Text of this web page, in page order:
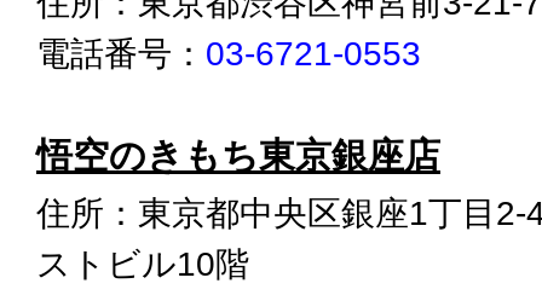
電話番号： 03-6721-0553
悟空のきもち東京銀座店
住所：東京都中央区銀座1丁目
ストビル10階